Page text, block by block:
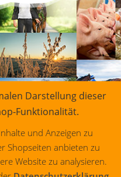
Darstellung dieser
Funktionalität.
und Anzeigen zu
Shopseiten anbieten zu
Website zu analysieren.